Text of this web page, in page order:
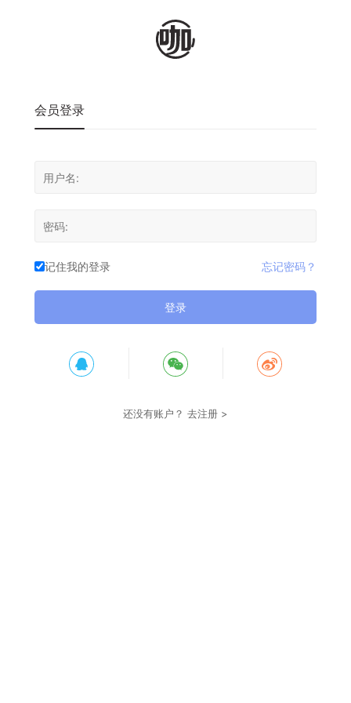
会员登录
记住我的登录 忘记密码？
登录
还没有账户？ 去注册 >